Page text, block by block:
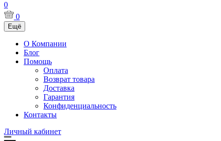
0
0
Ещё
О Компании
Блог
Помощь
Оплата
Возврат товара
Доставка
Гарантия
Конфиденциальность
Контакты
Личный кабинет